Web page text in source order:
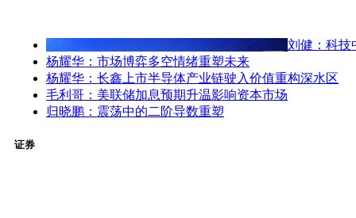
刘健：科技
杨耀华：市场博弈多空情绪重塑未来
杨耀华：长鑫上市半导体产业链驶入价值重构深水区
毛利哥：美联储加息预期升温影响资本市场
归晓鹏：震荡中的二阶导数重塑
证券